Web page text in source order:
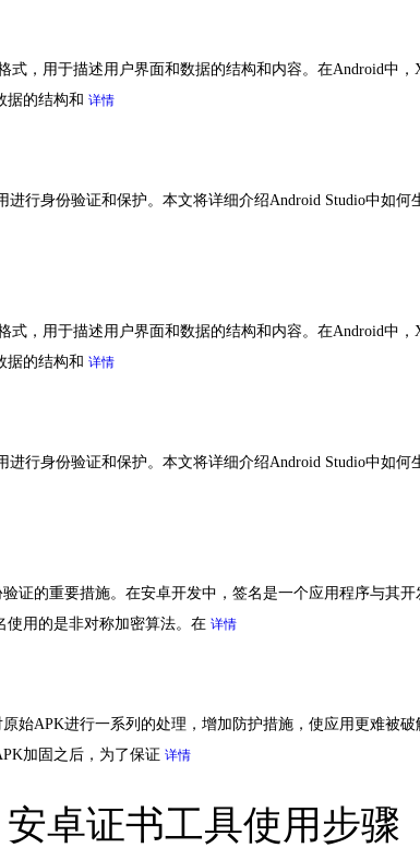
，用于描述用户界面和数据的结构和内容。在Android中
据的结构和 详情
行身份验证和保护。本文将详细介绍Android Studio中如
，用于描述用户界面和数据的结构和内容。在Android中
据的结构和 详情
行身份验证和保护。本文将详细介绍Android Studio中如
证的重要措施。在安卓开发中，签名是一个应用程序与其
使用的是非对称加密算法。在 详情
始APK进行一系列的处理，增加防护措施，使应用更难被
加固之后，为了保证 详情
安卓证书工具使用步骤